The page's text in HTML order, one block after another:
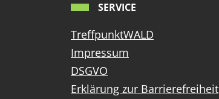
SERVICE
TreffpunktWALD
Impressum
DSGVO
Erklärung zur Barrierefreiheit